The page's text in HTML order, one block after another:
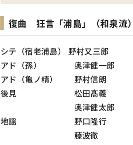
復曲 狂言「浦島」（和泉流）
シテ（宿老浦島） 野村又三郎
アド（孫） 奥津健一郎
アド（亀ノ精） 野村信朗
後見 松田髙義
奥津健太郎
地謡 野口隆行
藤波徹